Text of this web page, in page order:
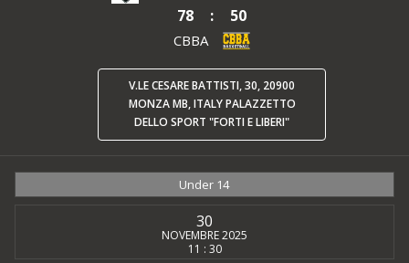
78 : 50
CBBA
V.LE CESARE BATTISTI, 30, 20900
MONZA MB, ITALY PALAZZETTO
DELLO SPORT "FORTI E LIBERI"
Under 14
30
NOVEMBRE 2025
11 : 30